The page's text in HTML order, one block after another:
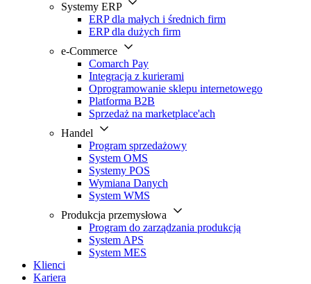
Systemy ERP
ERP dla małych i średnich firm
ERP dla dużych firm
e-Commerce
Comarch Pay
Integracja z kurierami
Oprogramowanie sklepu internetowego
Platforma B2B
Sprzedaż na marketplace'ach
Handel
Program sprzedażowy
System OMS
Systemy POS
Wymiana Danych
System WMS
Produkcja przemysłowa
Program do zarządzania produkcją
System APS
System MES
Klienci
Kariera